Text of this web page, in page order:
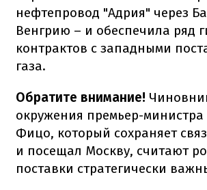
нефтепровод "Адрия" через
Венгрию – и обеспечила ряд
контрактов с западными
газа.
Обратите внимание!
окружения премьер-министра
Фицо, который сохраняет
и посещал Москву, считают
поставки стратегически